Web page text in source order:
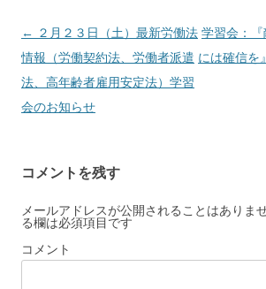
投
稿
ナ
ビ
シ
ョ
ン
← ２月２３日（土）最新労働法
情報（労働契約法、労働者派遣
法、高年齢者雇用安定法）学習
会のお知らせ
学習会：
には確信を
コメントを残す
メールアドレスが公開されることはありませ
る欄は必須項目です
コメント